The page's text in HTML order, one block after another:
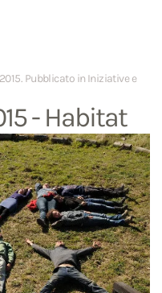
. Pubblicato in Iniziative e
- Habitat